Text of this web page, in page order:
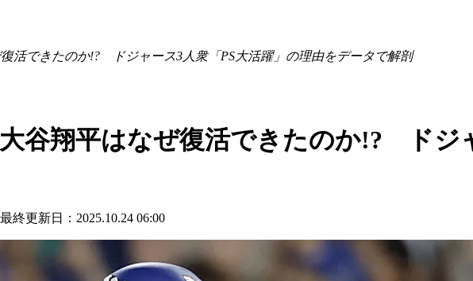
復活できたのか!? ドジャース3人衆「PS大活躍」の理由をデータで解剖
大谷翔平はなぜ復活できたのか!? ドジ
終更新日：2025.10.24 06:00